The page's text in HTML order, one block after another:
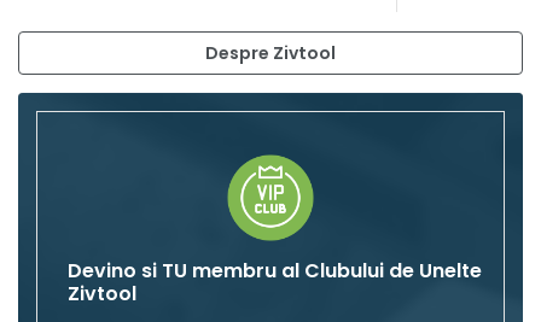
Despre Zivtool
Devino si TU membru al Clubului de Unelte
Zivtool